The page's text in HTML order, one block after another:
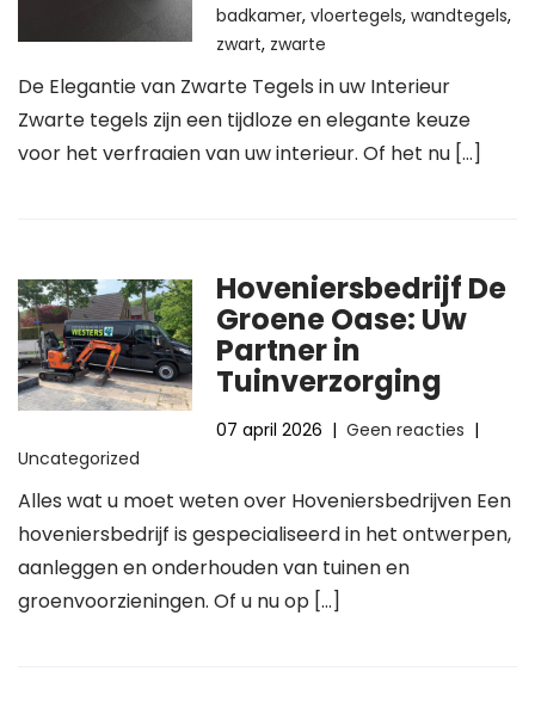
badkamer,vloertegels,wandtegels,
zwart, zwarte
De Elegantie van Zwarte Tegels in uw Interieur
Zwarte tegels zijn een tijdloze en elegante keuze
voor het verfraaien van uw interieur. Of het nu […]
Hoveniersbedrijf De
Groene Oase: Uw
Partner in
Tuinverzorging
07 april 2026 |Geen reacties |
Uncategorized
Alles wat u moet weten over Hoveniersbedrijven Een
hoveniersbedrijf is gespecialiseerd in het ontwerpen,
aanleggen en onderhouden van tuinen en
groenvoorzieningen. Of u nu op […]